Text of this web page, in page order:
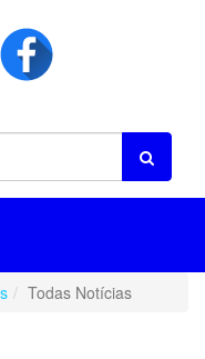
Todas Notícias